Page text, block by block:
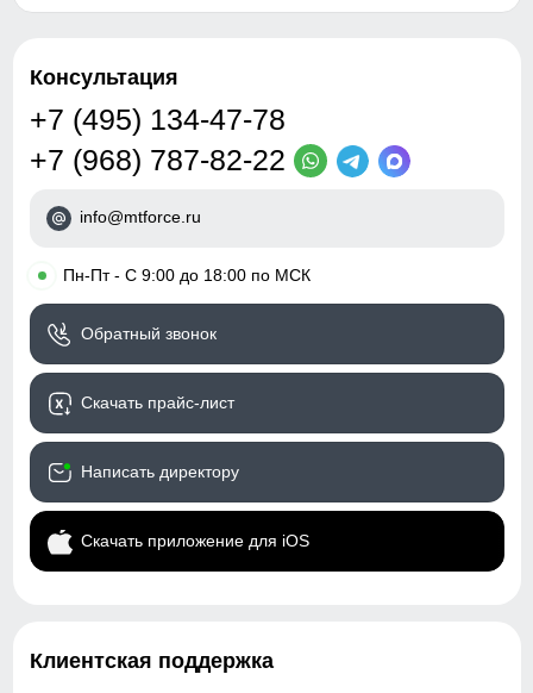
Консультация
+7 (495) 134-47-78
+7 (968) 787-82-22
info@mtforce.ru
• Пн-Пт - С 9:00 до 18:00 по МСК
Обратный звонок
Скачать прайс-лист
Написать директору
Скачать приложение для iOS
Клиентская поддержка